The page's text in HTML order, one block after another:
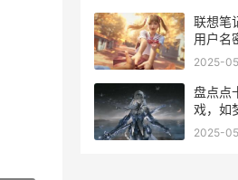
联想笔
用户名
码的方
2025-
盘点点
戏，如
指尖江
2025-